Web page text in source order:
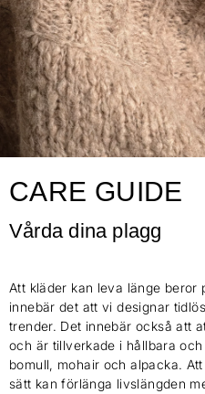
CARE GUIDE
Vårda dina plagg
Att kläder kan leva länge beror
innebär det att vi designar
trender. Det innebär också att
och är tillverkade i hållbara
bomull, mohair och alpacka.
sätt kan förlänga livslängden